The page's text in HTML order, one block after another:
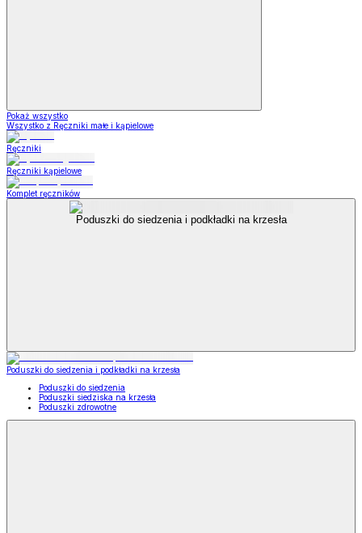
Pokaż wszystko
Wszystko z Ręczniki małe i kąpielowe
Ręczniki
Ręczniki kąpielowe
Komplet ręczników
Poduszki do siedzenia i podkładki na krzesła
Poduszki do siedzenia i podkładki na krzesła
Poduszki do siedzenia
Poduszki siedziska na krzesła
Poduszki zdrowotne